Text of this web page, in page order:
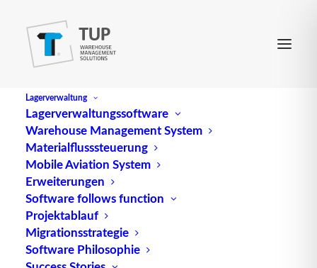
Lagerverwaltung
Lagerverwaltungssoftware
Warehouse Management System
Materialflusssteuerung
Mobile Aviation System
Erweiterungen
Software follows function
Projektablauf
Migrationsstrategie
Software Philosophie
BPEL
Die Business Process Execution Language (BPEL)
ist eine standardisierte Programmiersprache, die
speziell für die Modellierung, Ausführung und